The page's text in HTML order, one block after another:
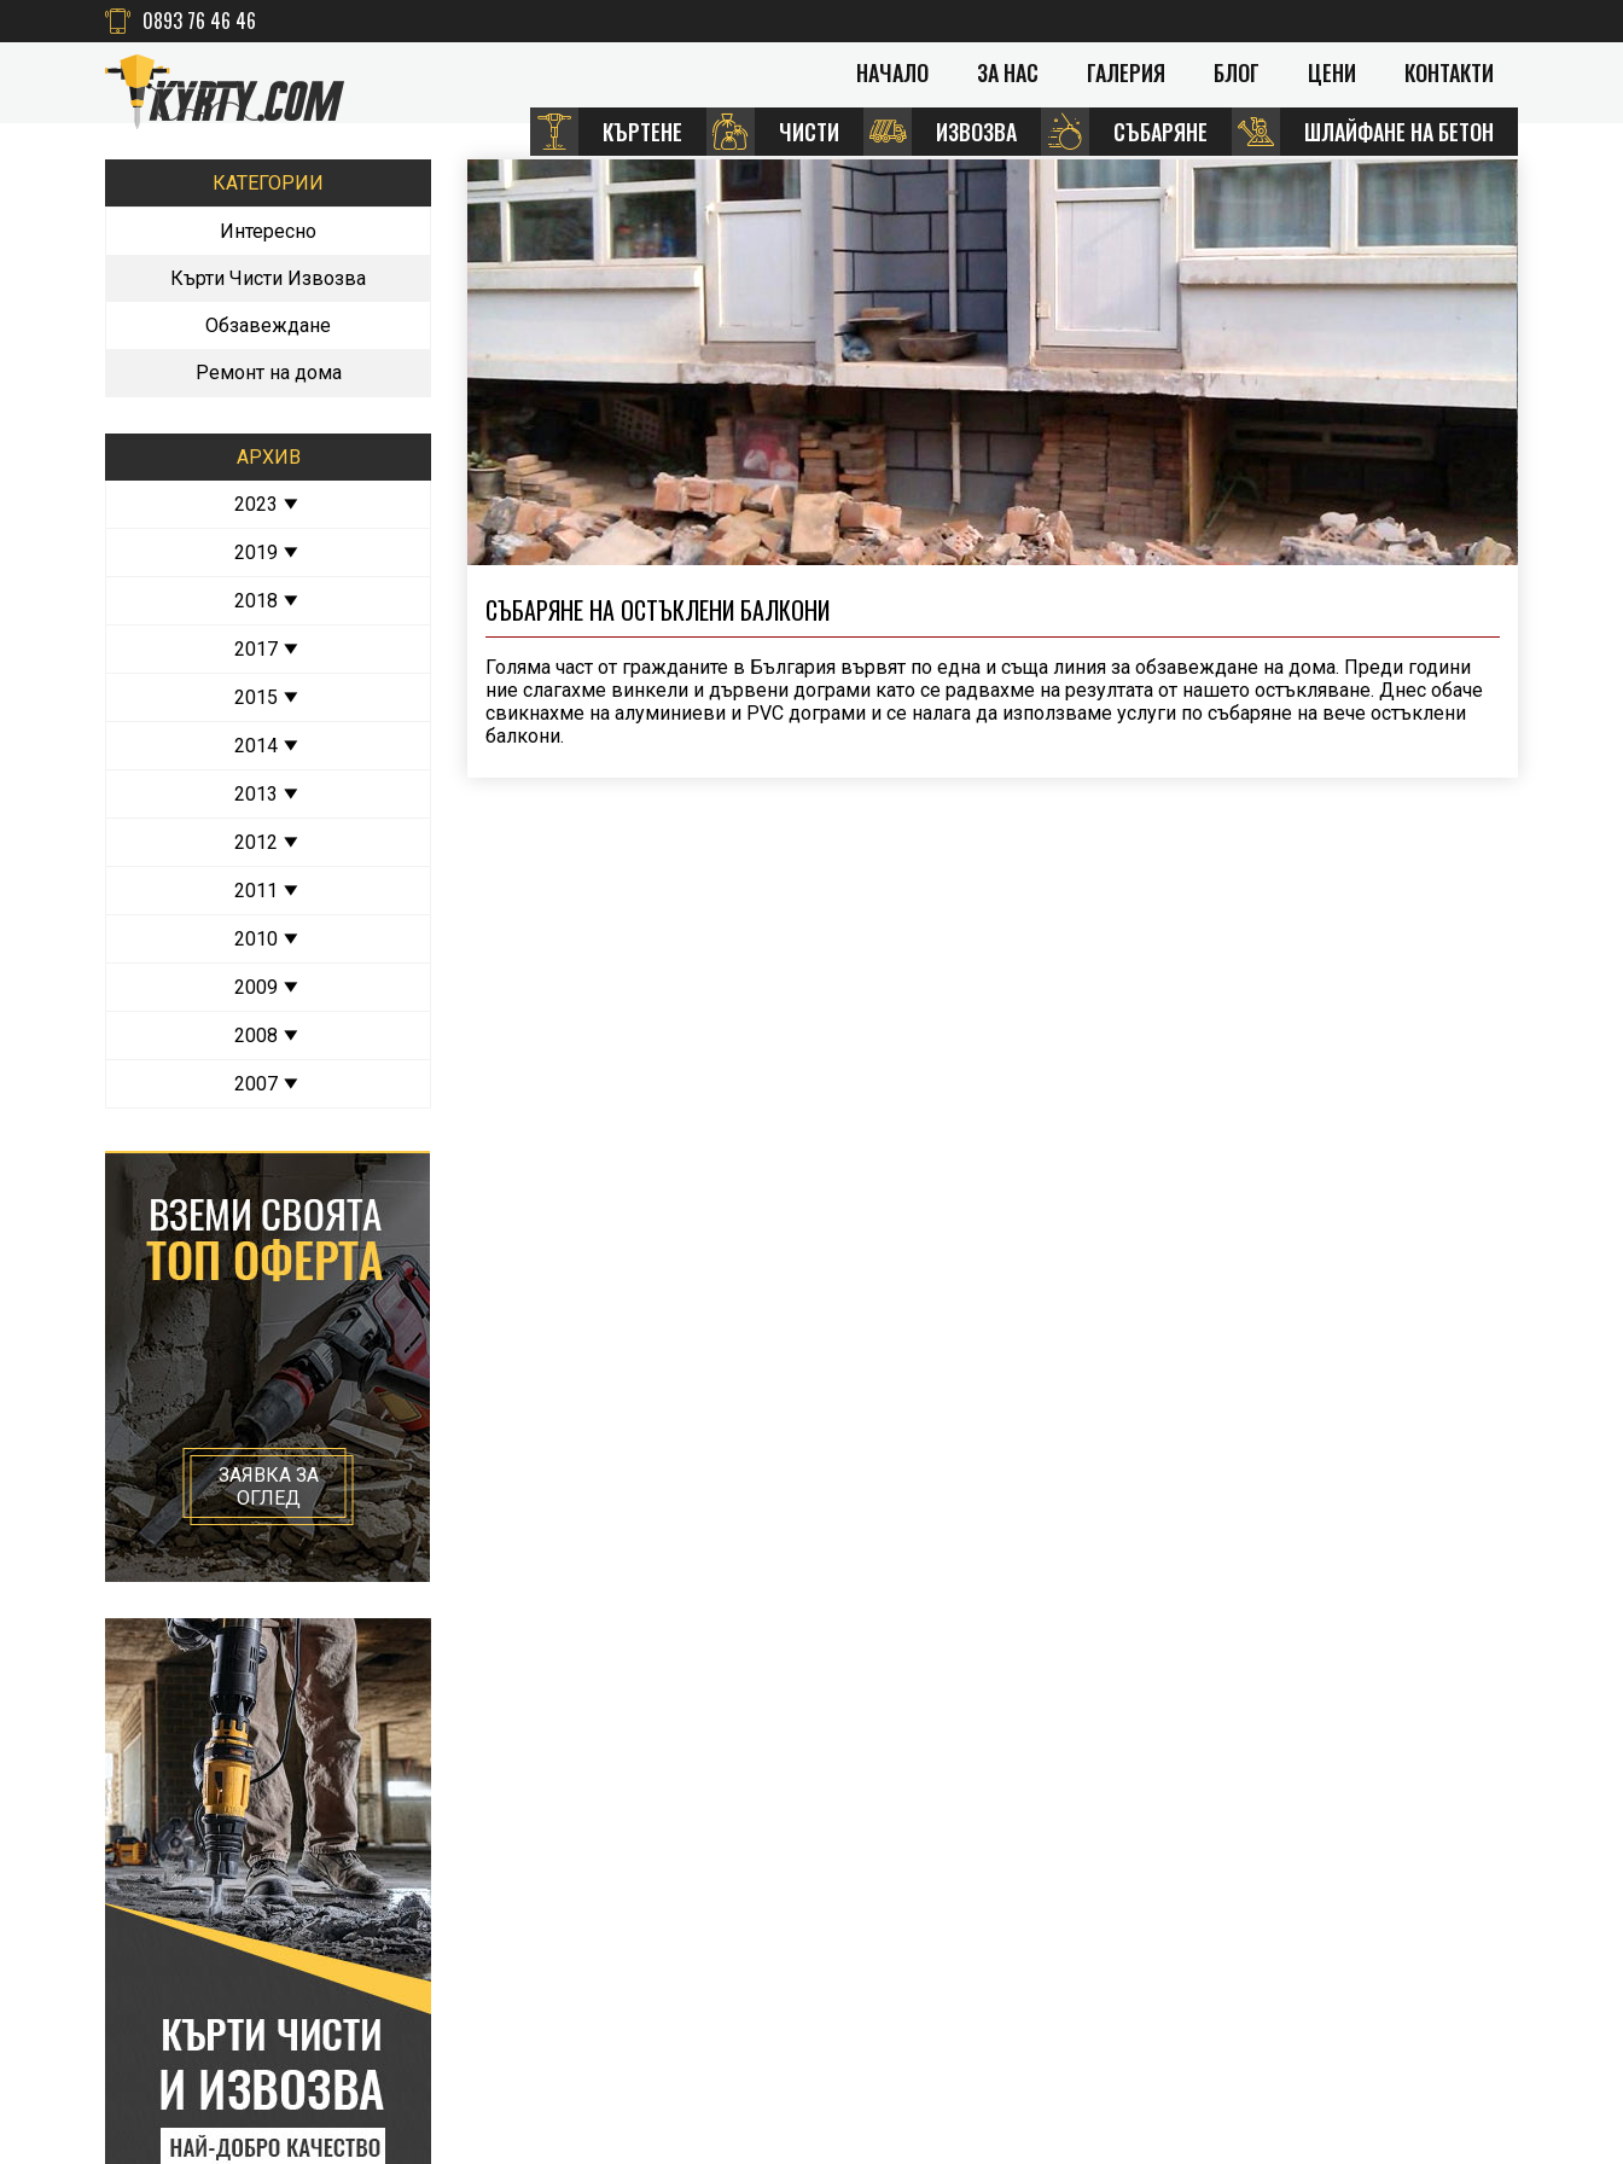
0893 76 46 46
НАЧАЛО ЗА НАС ГАЛЕРИЯ БЛОГ ЦЕНИ
КОНТАКТИ
КЪРТЕНЕ
ЧИСТИ ИЗВОЗВА СЪБАРЯНЕ ШЛАЙФАНЕ НА БЕТОН
КАТЕГОРИИ
Интересно
Кърти Чисти Извозва
Обзавеждане
Ремонт на дома
АРХИВ
2023
2019
2018
2017
2015
2014
2013
2012
2011
2010
2009
2008
2007
ЗАЯВКА ЗА
ОГЛЕД
СЪБАРЯНЕ НА ОСТЪКЛЕНИ БАЛКОНИ
Голяма част от гражданите в България вървят по една и съща линия за обзавеждане на дома. Преди години
ние слагахме винкели и дървени дограми като се радвахме на резултата от нашето остъкляване. Днес обаче
свикнахме на алуминиеви и PVC дограми и се налага да използваме услуги по събаряне на вече остъклени
балкони.